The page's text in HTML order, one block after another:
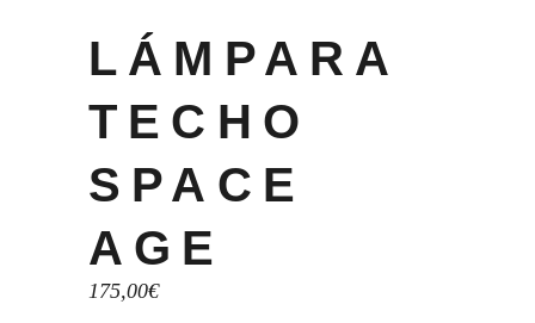
LÁMPARA
TECHO
SPACE
AGE
175,00€